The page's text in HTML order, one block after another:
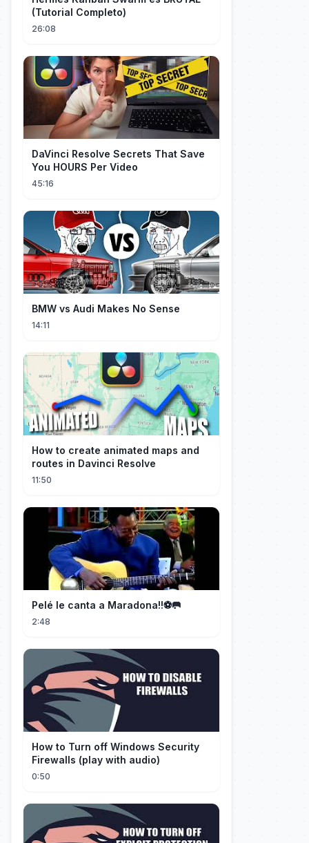
(Tutorial Completo)
26:08
DaVinci Resolve Secrets That Save
You HOURS Per Video
45:16
BMW vs Audi Makes No Sense
14:11
How to create animated maps and
routes in Davinci Resolve
11:50
Pelé le canta a Maradona!!⚽️🥅
2:48
How to Turn off Windows Security
Firewalls (play with audio)
0:50